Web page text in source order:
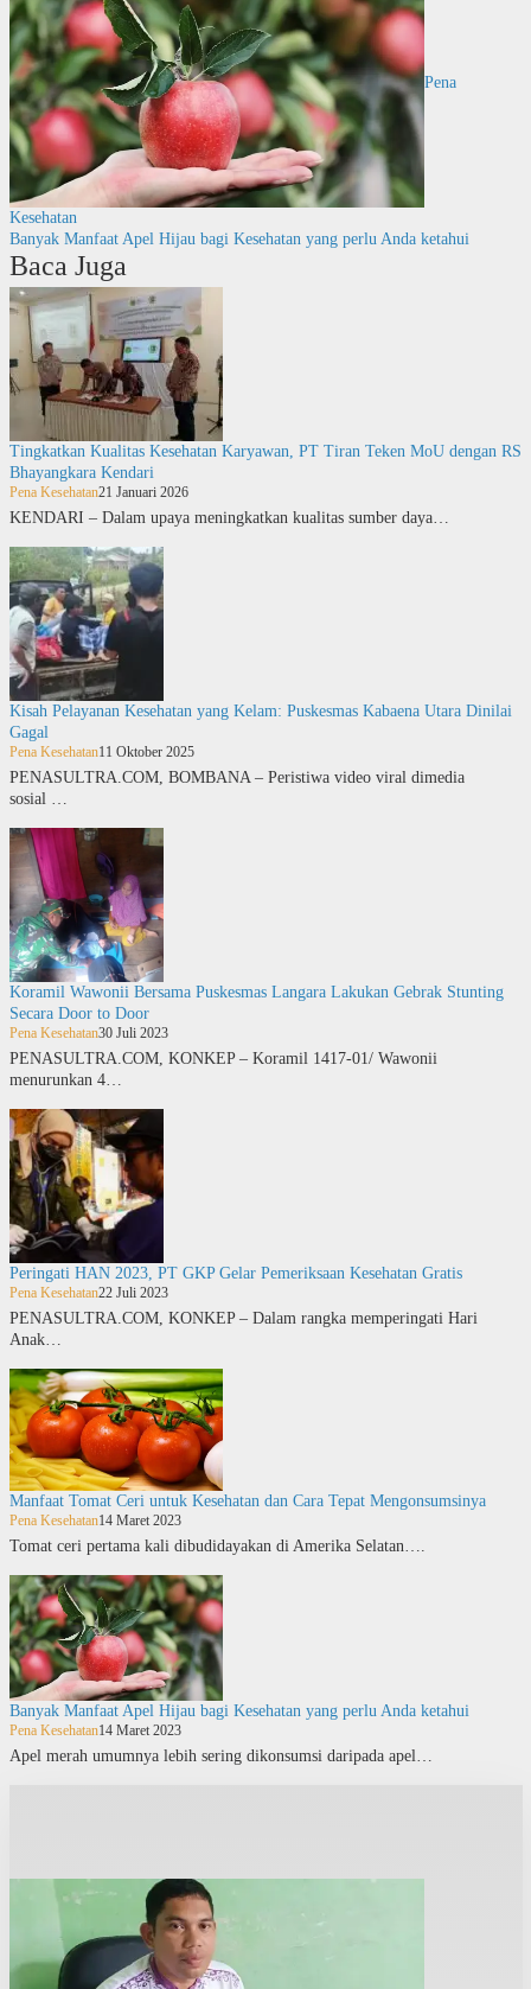
Pena
Kesehatan
Banyak Manfaat Apel Hijau bagi Kesehatan yang perlu Anda ketahui
Baca Juga
Tingkatkan Kualitas Kesehatan Karyawan, PT Tiran Teken MoU dengan RS
Bhayangkara Kendari
Pena Kesehatan21 Januari 2026
KENDARI – Dalam upaya meningkatkan kualitas sumber daya…
Kisah Pelayanan Kesehatan yang Kelam: Puskesmas Kabaena Utara Dinilai
Gagal
Pena Kesehatan11 Oktober 2025
PENASULTRA.COM, BOMBANA – Peristiwa video viral dimedia
sosial …
Koramil Wawonii Bersama Puskesmas Langara Lakukan Gebrak Stunting
Secara Door to Door
Pena Kesehatan30 Juli 2023
PENASULTRA.COM, KONKEP – Koramil 1417-01/ Wawonii
menurunkan 4…
Peringati HAN 2023, PT GKP Gelar Pemeriksaan Kesehatan Gratis
Pena Kesehatan22 Juli 2023
PENASULTRA.COM, KONKEP – Dalam rangka memperingati Hari
Anak…
Manfaat Tomat Ceri untuk Kesehatan dan Cara Tepat Mengonsumsinya
Pena Kesehatan14 Maret 2023
Tomat ceri pertama kali dibudidayakan di Amerika Selatan….
Banyak Manfaat Apel Hijau bagi Kesehatan yang perlu Anda ketahui
Pena Kesehatan14 Maret 2023
Apel merah umumnya lebih sering dikonsumsi daripada apel…